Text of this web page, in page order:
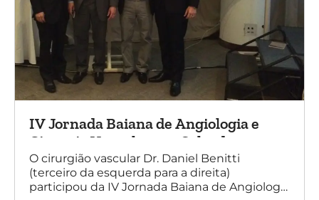
IV Jornada Baiana de Angiologia e
Cirurgia Vascular, em Salvador
O cirurgião vascular Dr. Daniel Benitti
(terceiro da esquerda para a direita)
participou da IV Jornada Baiana de Angiologia